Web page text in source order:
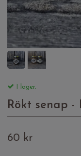
I lager.
Rökt senap -
60 kr